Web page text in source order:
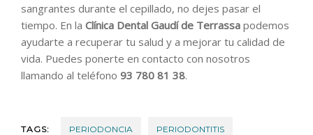
sangrantes durante el cepillado, no dejes pasar el
tiempo. En la Clínica Dental Gaudí de Terrassa podemos
ayudarte a recuperar tu salud y a mejorar tu calidad de
vida. Puedes ponerte en contacto con nosotros
llamando al teléfono 93 780 81 38.
TAGS: PERIODONCIA PERIODONTITIS